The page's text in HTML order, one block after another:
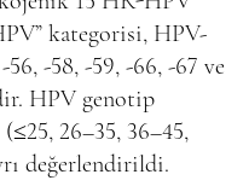
kategorisi, HPV-
56, -58, -59, -66, -67 ve
HPV genotip
(≤25, 26–35, 36–45,
değerlendirildi.